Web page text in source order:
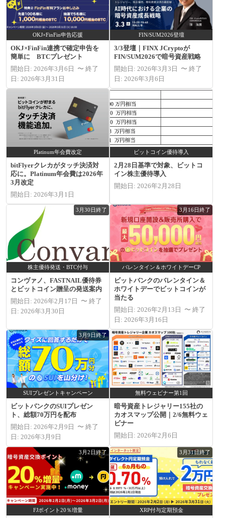
OKJ×FinFin申告応援
OKJ×FinFin連携で確定申告を
簡単に BTCプレゼント
開始日: 2026年3月6日 〜 終了
日: 2026年3月31日
FIN/SUM2026登壇
3/3登壇｜FINX JCryptoが
FIN/SUM2026で暗号資産戦略
開始日: 2026年3月3日 〜 終了
日: 2026年3月6日
Platinum年会費改定
bitFlyerクレカがタッチ決済対
応に。Platinum年会費は2026年
3月改定
開始日: 2026年3月1日
ビットコイン優待導入
2月28日基準で対象、ビットコ
イン株主優待導入
開始日: 2026年2月28日
3月30日終了
株主優待発送・BTC付与
コンヴァノ、FASTNAIL優待券
とビットコイン贈呈の発送案内
開始日: 2026年2月17日 〜 終了
日: 2026年3月30日
3月16日終了
バレンタイン＆ホワイトデーCP
ビットバンクのバレンタイン＆
ホワイトデーでビットコインが
当たる
開始日: 2026年2月13日 〜 終了
日: 2026年3月16日
3月9日終了
SUIプレゼントキャンペーン
ビットバンクのSUIプレゼン
ト、総額70万円を配布
開始日: 2026年2月9日 〜 終了
日: 2026年3月9日
無料ウェビナー第1回
暗号資産トレジャリー155社の
カオスマップ公開｜2/6無料ウェ
ビナー
開始日: 2026年2月6日
3月2日終了
FJポイント20％増量
3月31日終了
XRP付与定期預金